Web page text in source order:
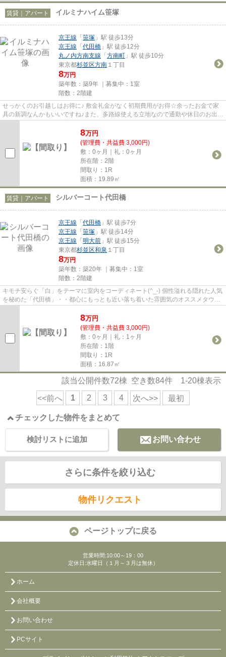
賃貸｜アパート イルミナハイム笹塚
京王線 「笹塚 」駅 徒歩13分
京王線 「代田橋 」駅 徒歩12分
丸ノ内方南支線 「方南町 」駅 徒歩10分
東京都杉並区方南 １丁目
8万円
築年数：築9年 ｜募集中： 1室
階数：2階建
せっかくのお引越しはお得に♪ 敷金礼金がなく初期費用がお得☆余ったお金で家
具の新調なんかもいいですね♪また、多路線使える立地なので通勤や休日のお出か
けも楽ちんです☆落ち着いた住...
8万円
(管理費・共益費 3,000円)
敷：0ヶ月｜礼：0ヶ月
所在階：2階
間取り：1R
面積：19.89㎡
賃貸｜アパート シルバーコート代田橋
京王線 「代田橋 」駅 徒歩7分
京王線 「笹塚 」駅 徒歩14分
京王線 「明大前 」駅 徒歩15分
東京都杉並区和泉 １丁目
8万円
築年数：築20年 ｜募集中： 1室
階数：2階建
キモチ安らぐ「白」をテーマに室内をコーディネート(^_-) 個性溢れる隠れた人気
を秘めた「代田橋」・・都心にもっとも近い落ち着いた雰囲気のオススメタウン
(^^)各駅停車ですが急行停...
8万円
(管理費・共益費 3,000円)
敷：0ヶ月｜礼：1ヶ月
所在階：1階
間取り：1R
面積：16.87㎡
該当公開件数72棟 空き数84件 1-20棟表示
<<前へ 1 2 3 4 次へ>> 最初
チェックした物件をまとめて
お問い合わせ
検討リストに追加
さらに条件を絞り込む
物件リクエスト
ページトップに戻る
営業時間:10:00～19：00
定休日:水曜日（１月～３月は無休）
ホーム
会社概要
お問い合わせ
PCサイト